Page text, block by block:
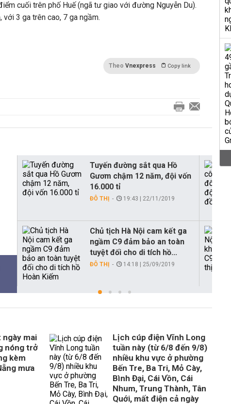
cuối trên phố Huế (ngã tư giao với đường Nguyễn Du).
với 3 ga trên cao, 7 ga ngầm.
Theo Vnexpress Copy link
Tuyến đường sắt qua Hồ
Gươm chậm 12 năm, đội vốn
16.000 tỉ
ĐÔ THỊ 19:43 | 22/11/2019
Chủ tịch Hà Nội cam kết ga
ngầm C9 đảm bảo an toàn
tuyệt đối cho di tích hồ...
ĐÔ THỊ 14:18 | 25/09/2019
ngày mai
nóng trở
kèm
mưa
Lịch cúp điện Vĩnh Long
tuần này (từ 6/8 đến 9/8)
nhiều khu vực ở phường
Bến Tre, Ba Tri, Mỏ Cày,
Bình Đại, Cái Vồn, Cái
Nhum, Trung Thành, Tân
Quới, mất điện cả ngày